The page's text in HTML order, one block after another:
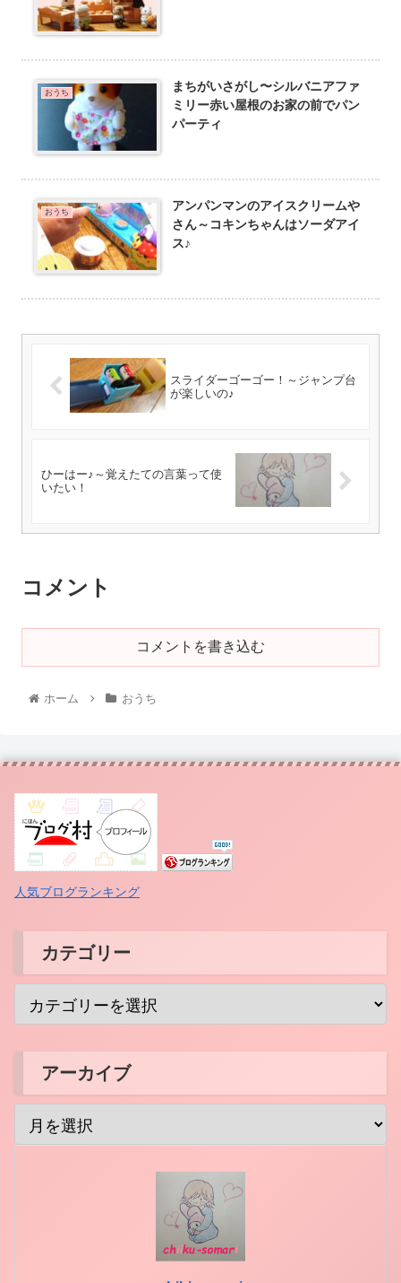
おうち
まちがいさがし〜シルバニアファ
ミリー赤い屋根のお家の前でパン
パーティ
おうち
アンパンマンのアイスクリームや
さん～コキンちゃんはソーダアイ
ス♪
スライダーゴーゴー！～ジャンプ台
が楽しいの♪
ひーはー♪～覚えたての言葉って使
いたい！
コメント
コメントを書き込む
ホーム おうち
人気ブログランキング
カテゴリー
アーカイブ